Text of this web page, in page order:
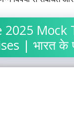
2025
| भारत के